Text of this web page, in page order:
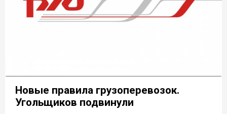
Новые правила грузоперевозок.
Угольщиков подвинули